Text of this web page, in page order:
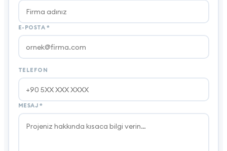
E-POSTA *
TELEFON
MESAJ *